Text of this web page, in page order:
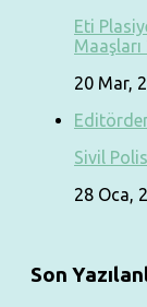
Eti
Maaşları
20 Mar,
Sivil
28 Oca,
Son